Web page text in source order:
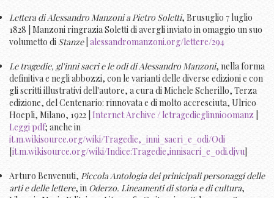
Lettera di Alessandro Manzoni a Pietro Soletti, Brusuglio 7 luglio
1828 | Manzoni ringrazia Soletti di avergli inviato in omaggio un suo
volumetto di Stanze| alessandromanzoni.org/lettere/294
Le tragedie, gl'inni sacri e le odi di Alessandro Manzoni, nella forma
definitiva e negli abbozzi, con le varianti delle diverse edizioni e con
gli scritti illustrativi dell'autore, a cura di Michele Scherillo, Terza
edizione, del Centenario: rinnovata e di molto accresciuta, Ulrico
Hoepli, Milano, 1922 | Internet Archive / letragedieglinni00manz
Leggi pdf; anche in
it.m.wikisource.org/wiki/Tragedie,_inni_sacri_e_odi/Odi
[it.m.wikisource.org/wiki/Indice:Tragedie,innisacri_e_odi.djvu]
Arturo Benvenuti, Piccola Antologia dei prinicipali personaggi delle
arti e delle lettere, in Oderzo. Lineamenti di storia e di cultura,